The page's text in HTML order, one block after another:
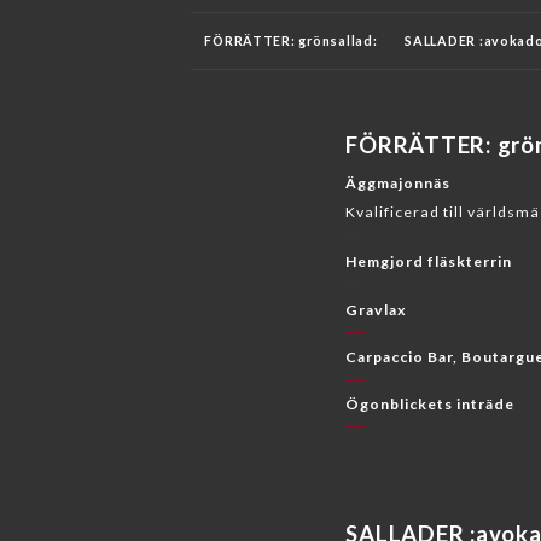
FÖRRÄTTER: grönsallad: SALLADER
BOISSONS :kopp-med-sugrör: VITA VIN
FÖRRÄTTER:
Äggmajonnäs
Kvalificerad till
Hemgjord fläskterrin
Gravlax
Carpaccio Bar,
Ögonblickets inträde
SALLADER